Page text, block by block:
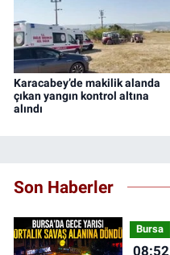
Karacabey’de makilik alanda
çıkan yangın kontrol altına
alındı
Son Haberler
Bursa
08:52Bursa’da gece yarısı ortalık